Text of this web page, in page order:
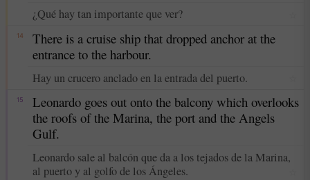
¿Qué hay tan importante que ver?
14
There is a cruise ship that dropped anchor at the
entrance to the harbour.
Hay un crucero anclado en la entrada del puerto.
15
Leonardo goes out onto the balcony which overlooks
the roofs of the Marina, the port and the Angels
Gulf.
Leonardo sale al balcón que da a los tejados de la Marina,
al puerto y al golfo de los Ángeles.